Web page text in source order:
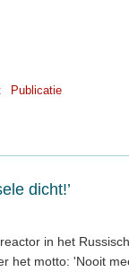
Publicatie
dicht!’
in het
het motto: 'Nooit